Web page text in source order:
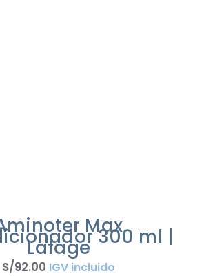
Max
300 ml |
Lafage
S/92.00 IGV incluido